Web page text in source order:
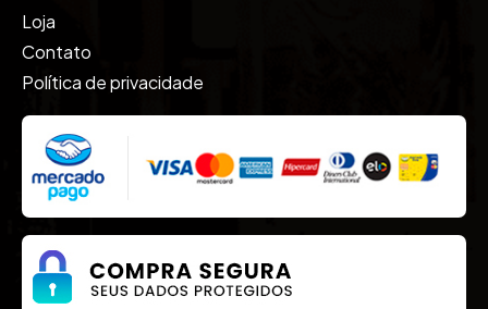
Vodkas
Whisky
Loja
Contato
Política de privacidade